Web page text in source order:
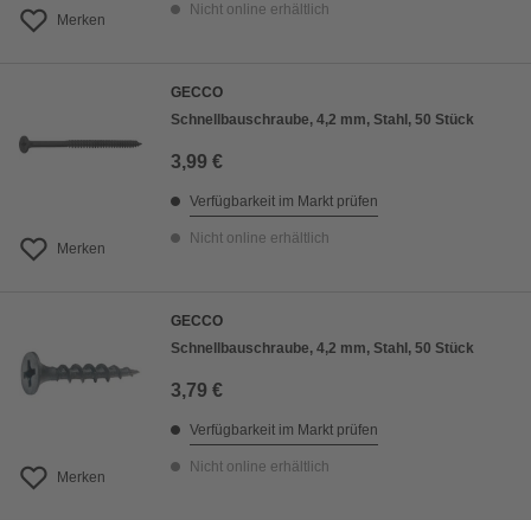
Merken
Nicht online erhältlich
Merken
GECCO
Schnellbauschraube, 4,2 mm, Stahl, 50 Stück
3,99 €
Verfügbarkeit im Markt prüfen
Nicht online erhältlich
Merken
GECCO
Schnellbauschraube, 4,2 mm, Stahl, 50 Stück
3,79 €
Verfügbarkeit im Markt prüfen
Nicht online erhältlich